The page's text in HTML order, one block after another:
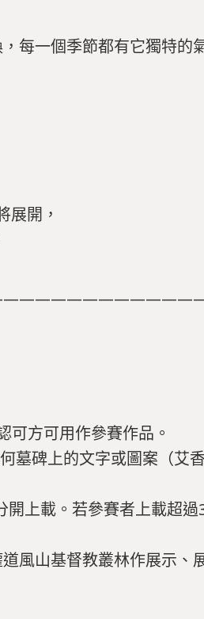
每一個季節都有它獨特的
展開，
可方可用作參賽作品。
墓碑上的文字或圖案（艾
上載。若參賽者上載超
風山基督教叢林作展示、